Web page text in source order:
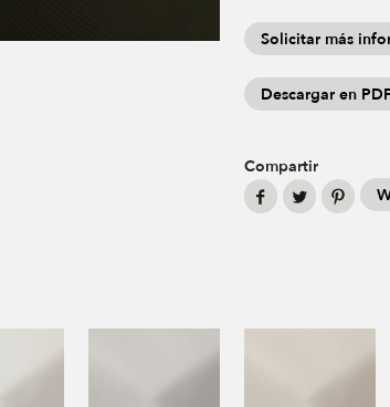
Solicitar más
Descargar en
Compartir